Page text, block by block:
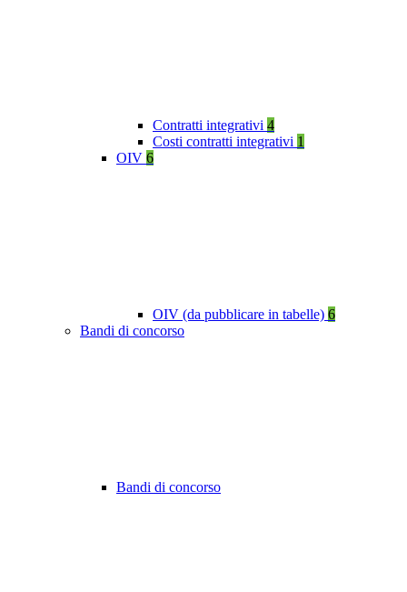
Contratti integrativi 4
Costi contratti integrativi 1
OIV 6
OIV (da pubblicare in tabelle) 6
Bandi di concorso
Bandi di concorso